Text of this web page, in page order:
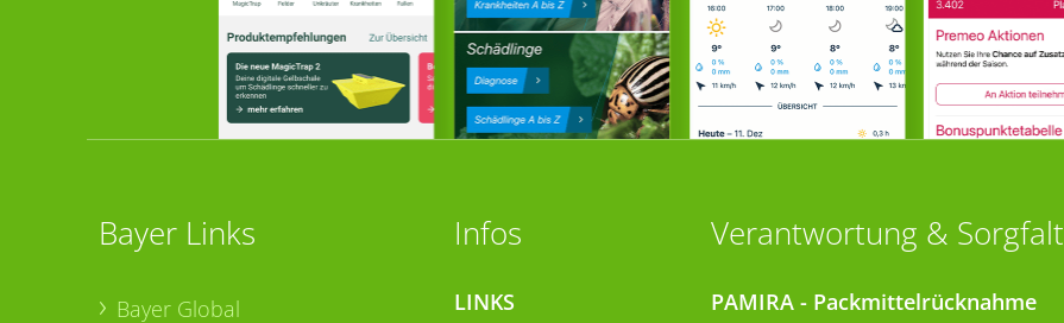
Bayer Links
Bayer Global
Infos
LINKS
Verantwortung & Sorgfalt
PAMIRA - Packmittelrücknahme